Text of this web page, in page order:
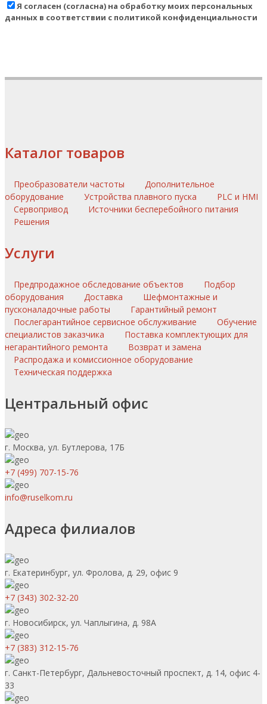
Я согласен (согласна) на обработку моих персональных
данных в соответствии с политикой конфиденциальности
Каталог товаров
Преобразователи частоты
Дополнительное
оборудование
Устройства плавного пуска
PLC и HMI
Сервопривод
Источники бесперебойного питания
Решения
Услуги
Предпродажное обследование объектов
Подбор
оборудования
Доставка
Шефмонтажные и
пусконаладочные работы
Гарантийный ремонт
Послегарантийное сервисное обслуживание
Обучение
специалистов заказчика
Поставка комплектующих для
негарантийного ремонта
Возврат и замена
Распродажа и комиссионное оборудование
Техническая поддержка
Центральный офис
г. Москва, ул. Бутлерова, 17Б
+7 (499) 707-15-76
info@ruselkom.ru
Адреса филиалов
г. Екатеринбург, ул. Фролова, д. 29, офис 9
+7 (343) 302-32-20
г. Новосибирск, ул. Чаплыгина, д. 98А
+7 (383) 312-15-76
г. Санкт-Петербург, Дальневосточный проспект, д. 14, офис 4-
33